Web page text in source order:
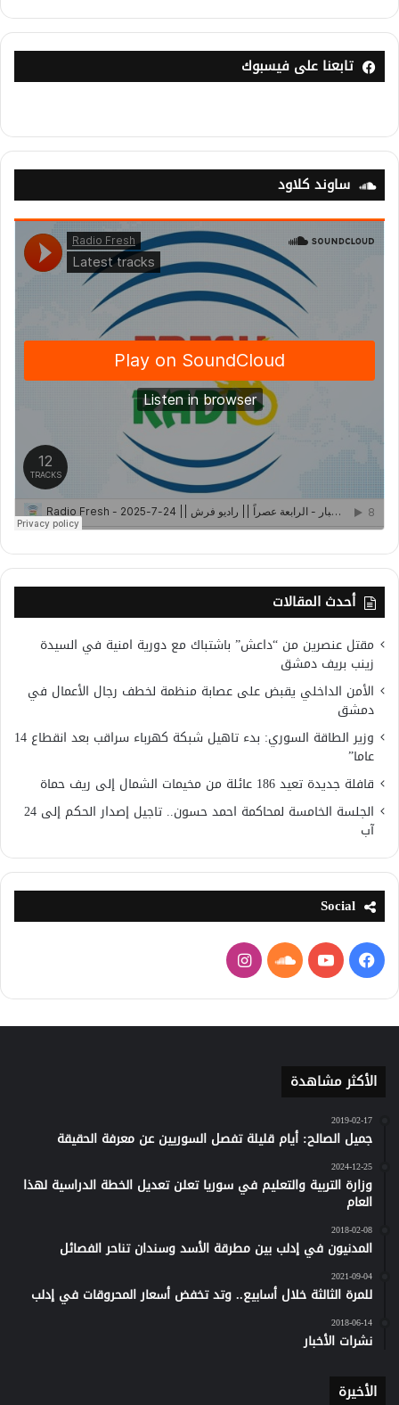
تابعنا على فيسبوك
ساوند كلاود
أحدث المقالات
مقتل عنصرين من “داعش” باشتباك مع دورية امنية في السيدة
زينب بريف دمشق
الأمن الداخلي يقبض على عصابة منظمة لخطف رجال الأعمال في
دمشق
وزير الطاقة السوري: بدء تاهيل شبكة كهرباء سراقب بعد انقطاع 14
عاما”
قافلة جديدة تعيد 186 عائلة من مخيمات الشمال إلى ريف حماة
الجلسة الخامسة لمحاكمة احمد حسون.. تاجيل إصدار الحكم إلى 24
آب
Social
فيسبوكيوتيوبساوند
كلاود
انستقرام
الأكثر مشاهدة
2019-02-17
جميل الصالح: أيام قليلة تفصل السوريين عن معرفة الحقيقة
2024-12-25
وزارة التربية والتعليم في سوريا تعلن تعديل الخطة الدراسية لهذا
العام
2018-02-08
المدنيون في إدلب بين مطرقة الأسد وسندان تناحر الفصائل
2021-09-04
للمرة الثالثة خلال أسابيع.. وتد تخفض أسعار المحروقات في إدلب
2018-06-14
نشرات الأخبار
الأخيرة